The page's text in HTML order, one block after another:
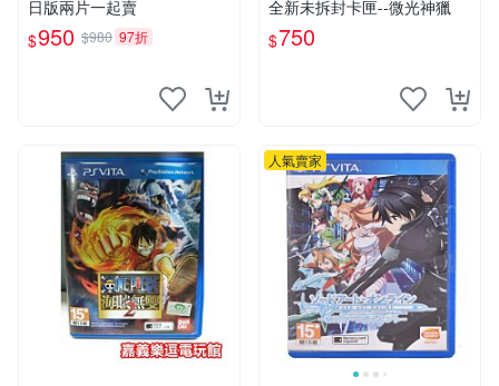
日版兩片一起賣
$950 $980 97折
全新未拆封卡匣--微光神獵
$750
人氣賣家